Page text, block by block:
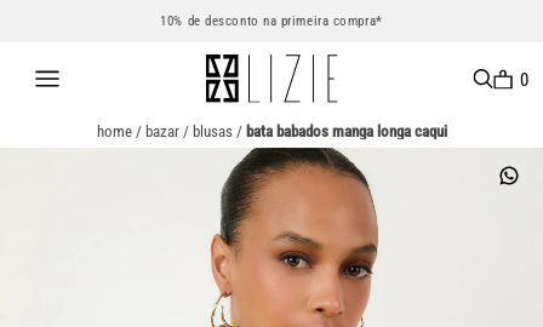
10% de desconto na primeira compra*
0
home/ bazar/ blusas/ bata babados manga longa caqui